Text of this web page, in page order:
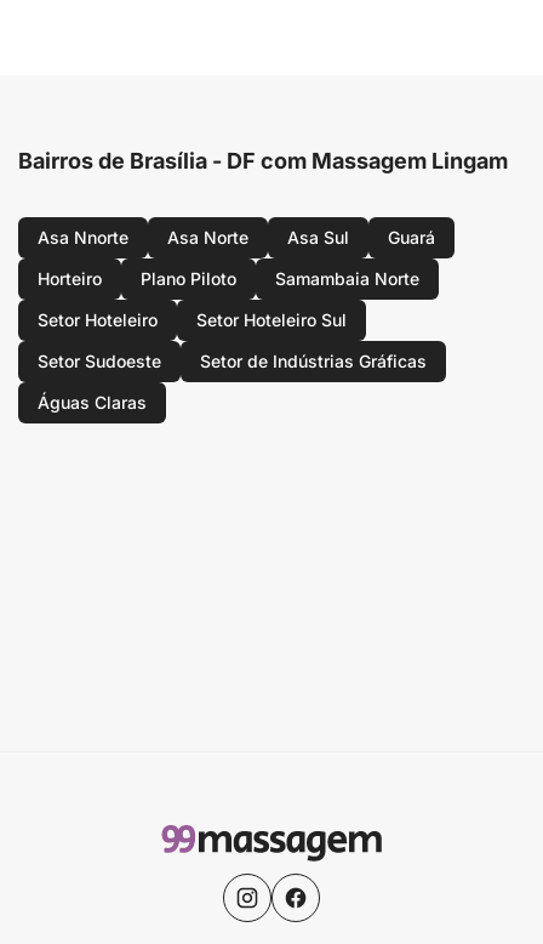
Bairros de Brasília - DF com Massagem Lingam
Asa Nnorte Asa Norte Asa Sul
Guará
Horteiro
Plano Piloto
Samambaia Norte
Setor Hoteleiro
Setor Hoteleiro Sul
Setor Sudoeste
Setor de Indústrias Gráficas
Águas Claras